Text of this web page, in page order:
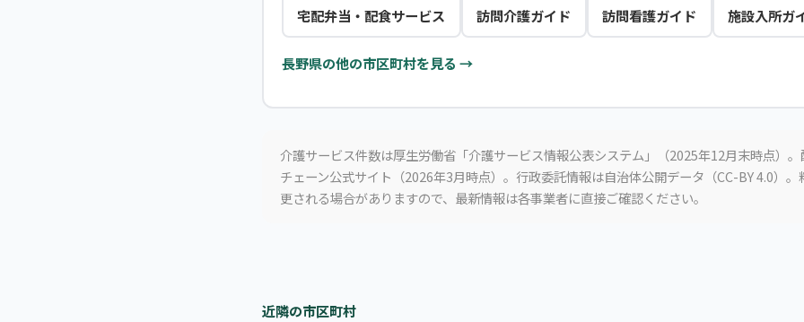
宅配弁当・配食サービス 訪問介護ガイド 訪問看護ガイド 施設入所ガ
長野県の他の市区町村を見る →
介護サービス件数は厚生労働省「介護サービス情報公表システム」（2025年12月末時点）
チェーン公式サイト（2026年3月時点）。行政委託情報は自治体公開データ（CC-BY 4.0）
更される場合がありますので、最新情報は各事業者に直接ご確認ください。
近隣の市区町村